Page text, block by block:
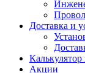
Доставка и
Калькулятор
Акции